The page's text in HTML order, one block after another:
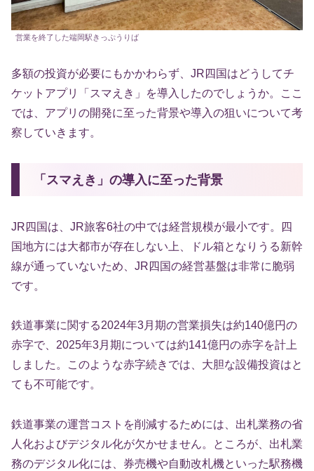
営業を終了した端岡駅きっぷうりば
多額の投資が必要にもかかわらず、JR四国はどうしてチ
ケットアプリ「スマえき」を導入したのでしょうか。ここ
では、アプリの開発に至った背景や導入の狙いについて考
察していきます。
「スマえき」の導入に至った背景
JR四国は、JR旅客6社の中では経営規模が最小です。四
国地方には大都市が存在しない上、ドル箱となりうる新幹
線が通っていないため、JR四国の経営基盤は非常に脆弱
です。
鉄道事業に関する2024年3月期の営業損失は約140億円の
赤字で、2025年3月期については約141億円の赤字を計上
しました。このような赤字続きでは、大胆な設備投資はと
ても不可能です。
鉄道事業の運営コストを削減するためには、出札業務の省
人化およびデジタル化が欠かせません。ところが、出札業
務のデジタル化には、券売機や自動改札機といった駅務機